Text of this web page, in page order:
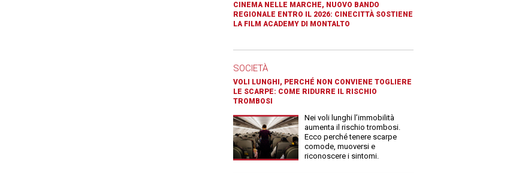
CINEMA NELLE MARCHE, NUOVO BANDO
REGIONALE ENTRO IL 2026: CINECITTÀ SOSTIENE
LA FILM ACADEMY DI MONTALTO
SOCIETÀ
VOLI LUNGHI, PERCHÉ NON CONVIENE TOGLIERE
LE SCARPE: COME RIDURRE IL RISCHIO
TROMBOSI
Nei voli lunghi l’immobilità
aumenta il rischio trombosi.
Ecco perché tenere scarpe
comode, muoversi e
riconoscere i sintomi.